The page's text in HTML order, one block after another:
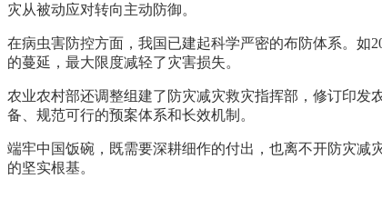
灾从被动应对转向主动防御。
在病虫害防控方面，我国已建起科学严密的布防体系。如
的蔓延，最大限度减轻了灾害损失。
农业农村部还调整组建了防灾减灾救灾指挥部，修订印
备、规范可行的预案体系和长效机制。
端牢中国饭碗，既需要深耕细作的付出，也离不开防灾减
的坚实根基。